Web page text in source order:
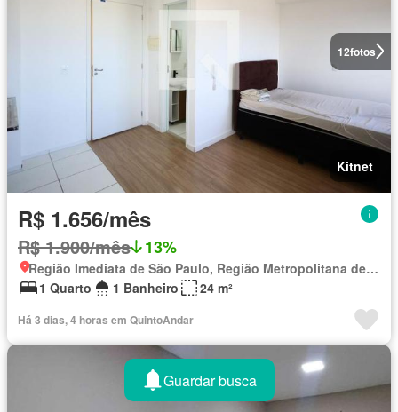
12fotos
Kitnet
R$ 1.656/mês
R$ 1.900/mês 13%
Região Imediata de São Paulo, Região Metropolitana de São Paulo
1 Quarto
1 Banheiro 24 m²
Há 3 dias, 4 horas em QuintoAndar
Guardar busca